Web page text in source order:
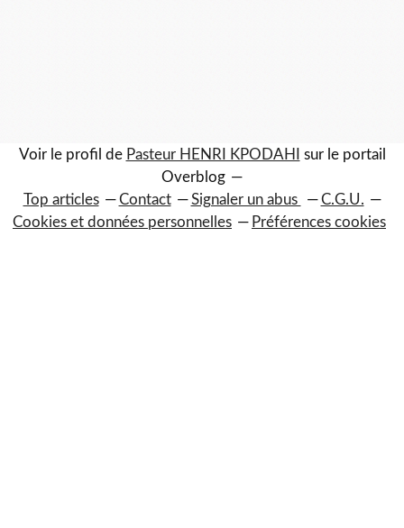
Voir le profil de Pasteur HENRI KPODAHI
sur le portail
Overblog
Top articles
Contact Signaler un abus
C.G.U.
Cookies et données personnelles
Préférences cookies